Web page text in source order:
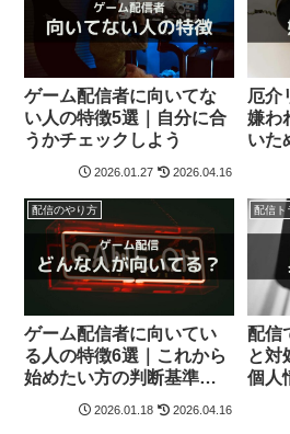
ゲーム配信者に向いてな
い人の特徴5選｜自分に合
うかチェックしよう
2026.01.27 2026.04.16
厄介
嫌わ
いた
配信のやり方
ゲーム配信者に向いてい
る人の特徴6選｜これから
始めたい方の判断基準を
2026.01.18 2026.04.16
配信ト
配信
と対
個人